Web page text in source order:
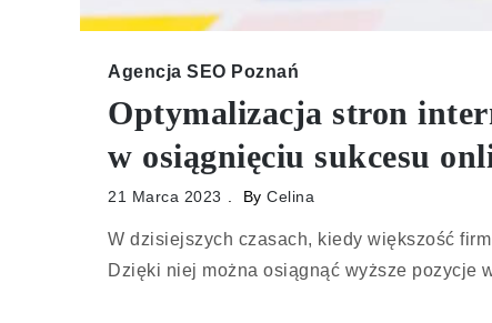
Agencja SEO Poznań
Optymalizacja stron
w osiągnięciu sukcesu
21 Marca 2023 By Celina
W dzisiejszych czasach, kiedy większość
Dzięki niej można osiągnąć wyższe pozycje